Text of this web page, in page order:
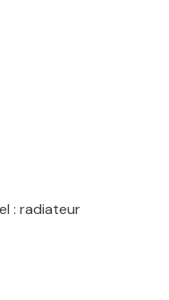
: radiateur